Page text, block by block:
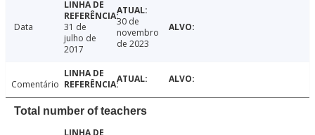
Data
31 de
julho de
2017
30 de
novembro
de 2023
Comentário
Total number of teachers